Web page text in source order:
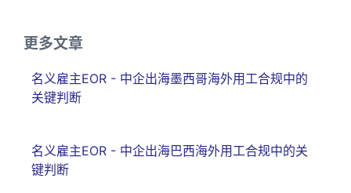
更多文章
名义雇主EOR - 中企出海墨西哥海外用工合规中的
关键判断
名义雇主EOR - 中企出海巴西海外用工合规中的关
键判断